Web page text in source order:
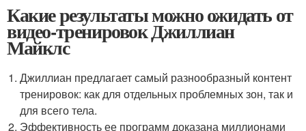
Какие результаты можно ожидать от
видео-тренировок Джиллиан
Майклс
Джиллиан предлагает самый разнообразный контент
тренировок: как для отдельных проблемных зон, так и
для всего тела.
Эффективность ее программ доказана миллионами